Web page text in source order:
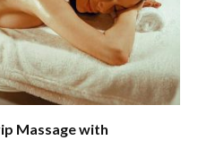
Massage with